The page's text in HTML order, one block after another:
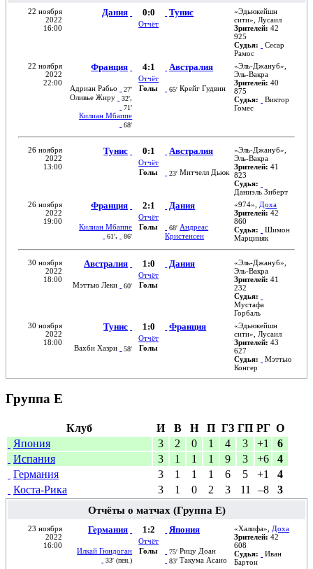
22 ноября
2022
16:00
Дания 0:0
Отчёт
Тунис «Эдьюкейшн
сити»,Лусаил
Зрителей: 42
925
Судья:
Сесар
Рамос
22 ноября
2022
22:00
Франция 4:1
Отчёт
Австралия
Адриан Рабьо 27′
Оливье Жиру 32′
71′
Килиан Мбаппе
68′
Голы 65′ Крейг Гудвин
«Эль-Джануб»,
Эль-Вакра
Зрителей: 40
875
Судья:
Виктор
Гомес
26 ноября
2022
13:00
Тунис 0:1
Отчёт
Австралия
Голы 23′ Митчелл Дьюк
«Эль-Джануб»,
Эль-Вакра
Зрителей: 41
823
Судья:
Даниэль Зиберт
26 ноября
2022
19:00
Франция 2:1
Отчёт
Дания
Килиан Мбаппе
61′ 86′
Голы 68′ Андреас
Кристенсен
«974», Доха
Зрителей: 42
860
Судья:
Шимон
Марциняк
30 ноября
2022
18:00
Австралия 1:0
Отчёт
Дания
Мэттью Леки 60′ Голы
«Эль-Джануб»,
Эль-Вакра
Зрителей: 41
232
Судья:
Мустафа
Горбаль
30 ноября
2022
18:00
Тунис 1:0
Отчёт
Франция
Вахби Хазри 58′ Голы
«Эдьюкейшн
сити»,Лусаил
Зрителей: 43
627
Судья:
Мэттью
Конгер
Группа E
Клуб И В Н П ГЗ ГП РГ О
Япония
3 2 0 1 4 3 +1
6
Испания
3 1 1 1 9 3 +6
4
Германия
3 1 1 1 6 5 +1
4
Коста-Рика
3 1 0 2 3 11 –8
3
Отчёты о матчах (Группа E)
23 ноября
2022
16:00
Германия 1:2
Отчёт
Япония
Илкай Гюндоган
33′ (пен.)
Голы 75′ Рицу Доан
83′ Такума Асано
«Халифа», Доха
Зрителей: 42
608
Судья:
Иван
Бартон